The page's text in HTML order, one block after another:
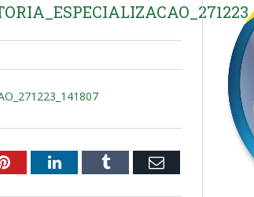
PinterestLinkedInTumblr Email